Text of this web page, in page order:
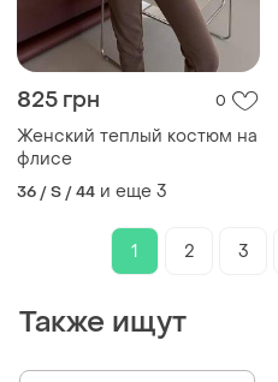
825 грн 0
Женский теплый костюм на
флисе
36 / S / 44 и еще 3
1 2 3
Также ищут